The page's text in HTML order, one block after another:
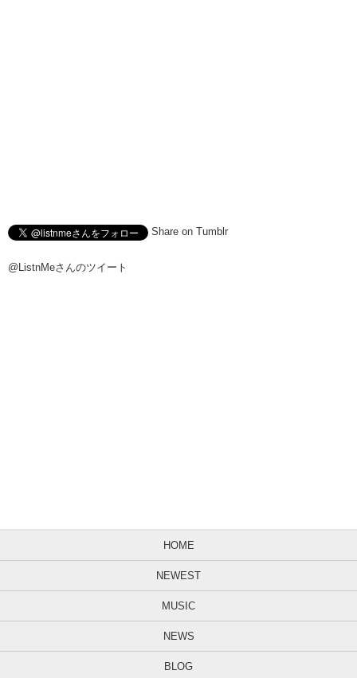
Share on Tumblr
@ListnMeさんのツイート
HOME
NEWEST
MUSIC
NEWS
BLOG